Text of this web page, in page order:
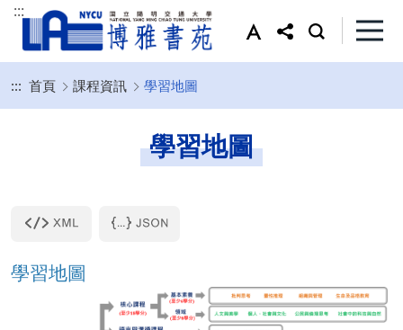
:::
::: 首頁 課程資訊 學習地圖
學習地圖
學習地圖